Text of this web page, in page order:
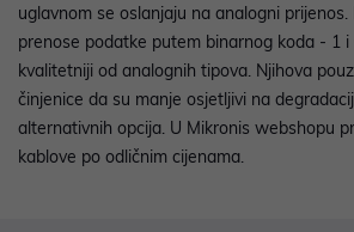
uglavnom se oslanjaju na analogni
prenose podatke putem binarnog koda - 1
kvalitetniji od analognih tipova. Njihova
činjenice da su manje osjetljivi na
alternativnih opcija. U Mikronis webshopu
kablove po odličnim cijenama.